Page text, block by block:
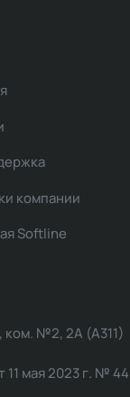
компании
Softline
ком. №2, 2А (А311)
мая 2023 г. №